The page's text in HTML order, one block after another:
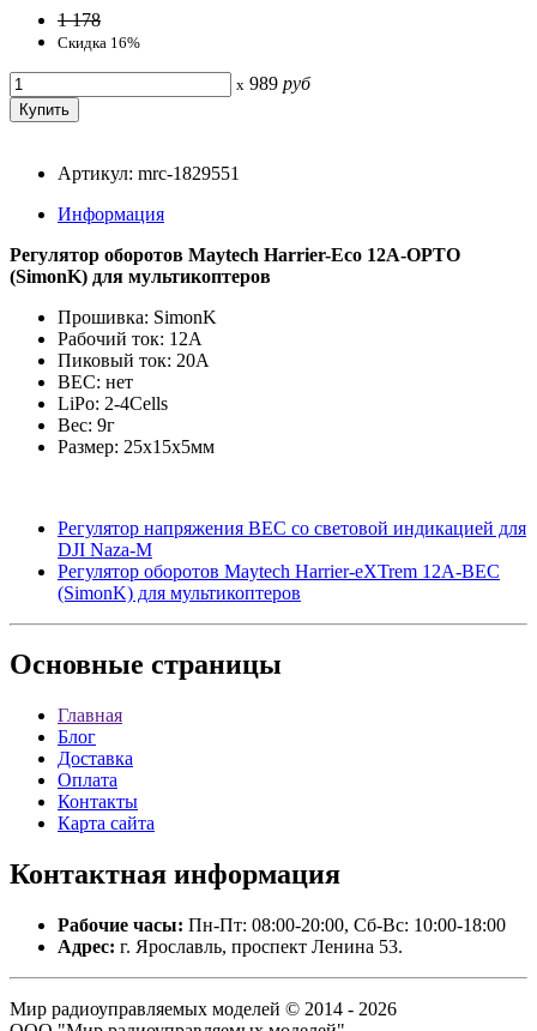
1 178
Скидка 16%
x 989 руб
Артикул: mrc-1829551
Информация
Регулятор оборотов Maytech Harrier-Eco 12A-OPTO
(SimonK) для мультикоптеров
Прошивка: SimonK
Рабочий ток: 12А
Пиковый ток: 20А
BEC: нет
LiPo: 2-4Cells
Вес: 9г
Размер: 25х15х5мм
Регулятор напряжения BEC со световой индикацией для
DJI Naza-M
Регулятор оборотов Maytech Harrier-eXTrem 12A-BEC
(SimonK) для мультикоптеров
Основные страницы
Главная
Блог
Доставка
Оплата
Контакты
Карта сайта
Контактная информация
Рабочие часы: Пн-Пт: 08:00-20:00, Сб-Вс: 10:00-18:00
Адрес: г. Ярославль, проспект Ленина 53.
Мир радиоуправляемых моделей © 2014 - 2026